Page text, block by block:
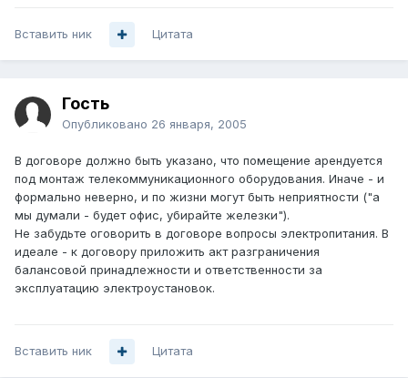
Вставить ник Цитата
Гость
Опубликовано 26 января, 2005
В договоре должно быть указано, что помещение арендуется
под монтаж телекоммуникационного оборудования. Иначе - и
формально неверно, и по жизни могут быть неприятности ("а
мы думали - будет офис, убирайте железки").
Не забудьте оговорить в договоре вопросы электропитания. В
идеале - к договору приложить акт разграничения
балансовой принадлежности и ответственности за
эксплуатацию электроустановок.
Вставить ник Цитата